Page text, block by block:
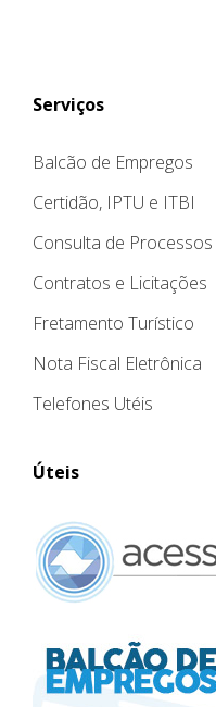
Serviços
Balcão de Empregos
Certidão, IPTU e ITBI
Consulta de Processos
Contratos e Licitações
Fretamento Turístico
Nota Fiscal Eletrônica
Telefones Utéis
Úteis